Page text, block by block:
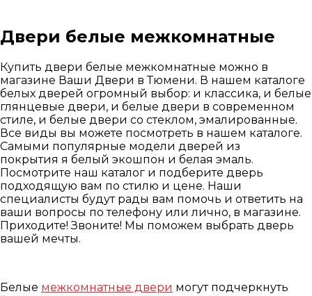
Двери белые межкомнатные
Купить двери белые межкомнатные можно в
магазине Ваши Двери в Тюмени. В нашем каталоге
белых дверей огромный выбор: и классика, и белые
глянцевые двери, и белые двери в современном
стиле, и белые двери со стеклом, эмалированные.
Все виды вы можете посмотреть в нашем каталоге.
Самыми популярные модели дверей из
покрытия я белый экошпон и белая эмаль.
Посмотрите наш каталог и подберите дверь
подходящую вам по стилю и цене. Наши
специалисты будут рады вам помочь и ответить на
ваши вопросы по телефону или лично, в магазине.
Приходите! Звоните! Мы поможем выбрать дверь
вашей мечты.
Белые межкомнатные двери могут подчеркнуть